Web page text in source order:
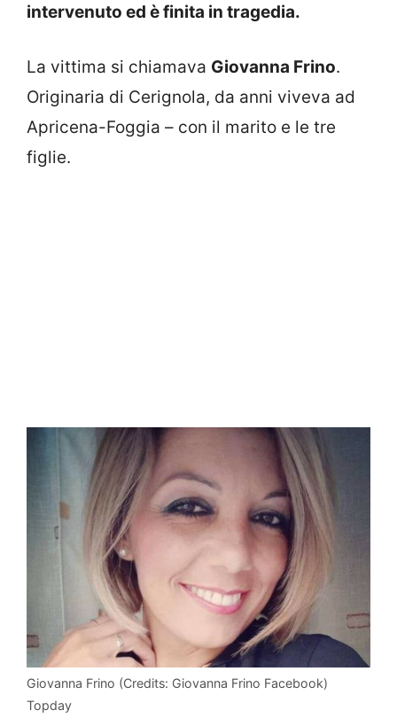
intervenuto ed è finita in tragedia.
La vittima si chiamava Giovanna Frino.
Originaria di Cerignola, da anni viveva ad
Apricena-Foggia – con il marito e le tre
figlie.
Giovanna Frino (Credits: Giovanna Frino Facebook)
Topday